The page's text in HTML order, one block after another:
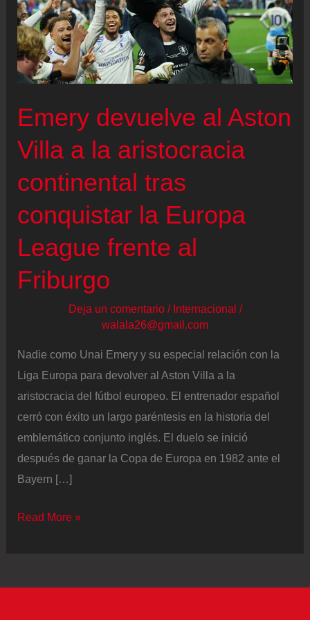
Emery devuelve al Aston
Villa a la aristocracia
continental tras
conquistar la Europa
League frente al
Friburgo
Deja un comentario / Internacional /
walala26@gmail.com
Nadie como Unai Emery y su especial relación con la
Liga Europa para devolver al Aston Villa a la
aristocracia del fútbol europeo. El entrenador español
cerró con éxito un largo paréntesis en la historia del
emblemático conjunto inglés. El duelo se inició
después de ganar la Copa de Europa en 1982 ante el
Bayern […]
Emery
Read More »